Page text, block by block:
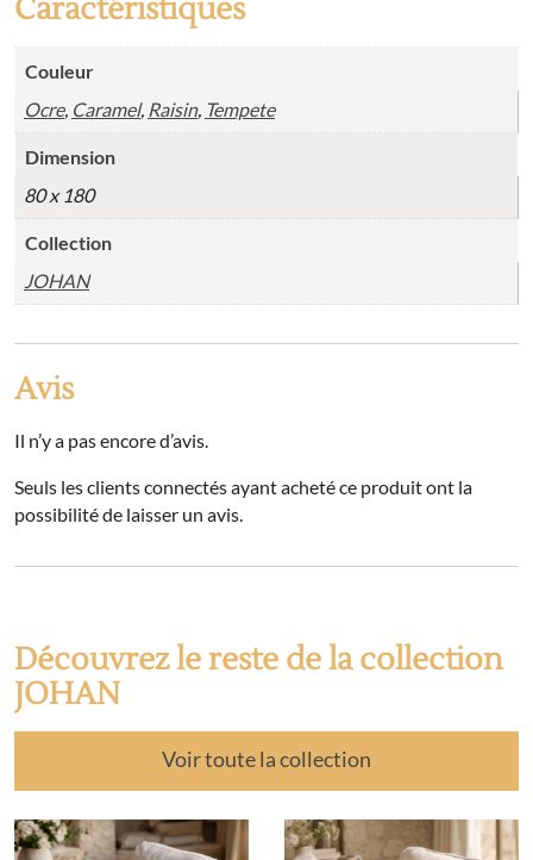
Caractéristiques
Couleur
Ocre, Caramel, Raisin, Tempete
Dimension
80 x 180
Collection
JOHAN
Avis
Il n’y a pas encore d’avis.
Seuls les clients connectés ayant acheté ce produit ont la
possibilité de laisser un avis.
Découvrez le reste de la collection
JOHAN
Voir toute la collection